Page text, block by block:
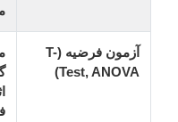
آزمون فرضیه (t-
Test, ANOVA)